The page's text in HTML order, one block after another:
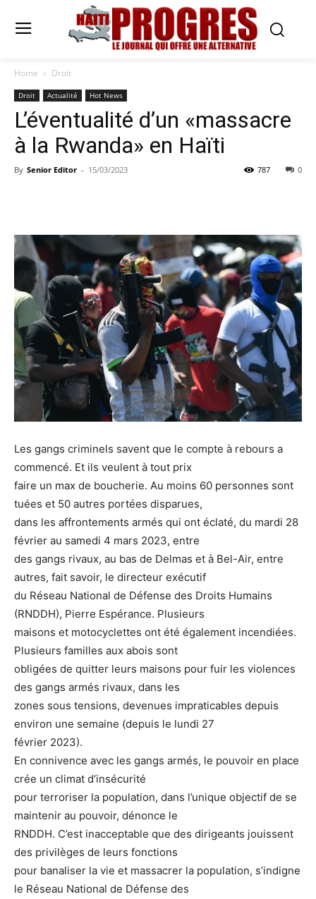
Home Droit
Droit Actualité Hot News
L’éventualité d’un «massacre
à la Rwanda» en Haïti
By Senior Editor - 15/03/2023 0
787
Les gangs criminels savent que le compte à rebours a
commencé. Et ils veulent à tout prix
faire un max de boucherie. Au moins 60 personnes sont
tuées et 50 autres portées disparues,
dans les affrontements armés qui ont éclaté, du mardi 28
février au samedi 4 mars 2023, entre
des gangs rivaux, au bas de Delmas et à Bel-Air, entre
autres, fait savoir, le directeur exécutif
du Réseau National de Défense des Droits Humains
(RNDDH), Pierre Espérance. Plusieurs
maisons et motocyclettes ont été également incendiées.
Plusieurs familles aux abois sont
obligées de quitter leurs maisons pour fuir les violences
des gangs armés rivaux, dans les
zones sous tensions, devenues impraticables depuis
environ une semaine (depuis le lundi 27
février 2023).
En connivence avec les gangs armés, le pouvoir en place
crée un climat d‘insécurité
pour terroriser la population, dans l’unique objectif de se
maintenir au pouvoir, dénonce le
RNDDH. C’est inacceptable que des dirigeants jouissent
des privilèges de leurs fonctions
pour banaliser la vie et massacrer la population, s’indigne
le Réseau National de Défense des